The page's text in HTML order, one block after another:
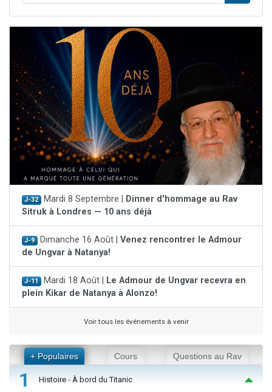
J-32 Mardi 8 Septembre |
Dinner d'hommage au Rav
Sitruk à Londres — 10 ans déjà
J-9 Dimanche 16 Août | Venez rencontrer le Admour
de Ungvar à Natanya!
J-11 Mardi 18 Août |
Le Admour de Ungvar recevra en
plein Kikar de Natanya à Alonzo!
Voir tous les événements à venir
+ Populaires Cours Questions au Rav
1 Histoire - À bord du Titanic